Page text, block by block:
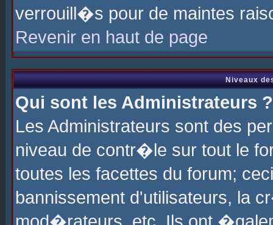
verrouill�s pour de maintes
Revenir en haut de page
Niveaux
Qui sont les Administrateurs ?
Les Administrateurs sont des
niveau de contr�le sur tout le
toutes les facettes du forum;
bannissement d'utilisateurs, la